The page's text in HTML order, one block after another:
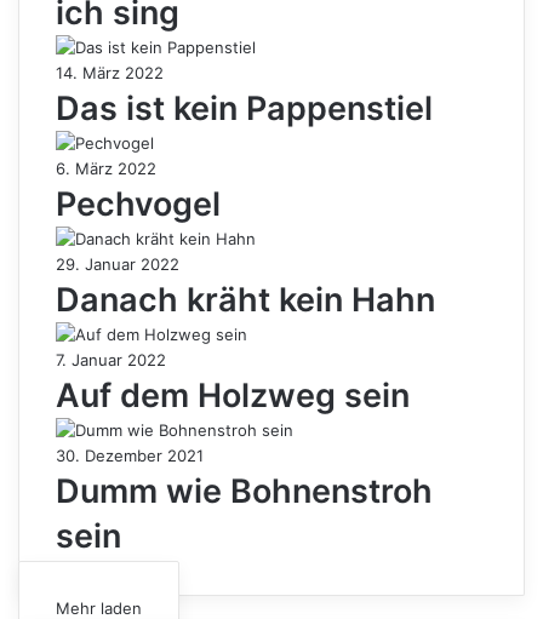
ich sing
14. März 2022
Das ist kein Pappenstiel
6. März 2022
Pechvogel
29. Januar 2022
Danach kräht kein Hahn
7. Januar 2022
Auf dem Holzweg sein
30. Dezember 2021
Dumm wie Bohnenstroh
sein
Mehr laden